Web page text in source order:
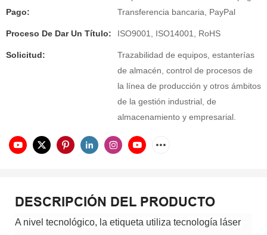
Pago:
Transferencia bancaria, PayPal
Proceso De Dar Un Título: ISO9001, ISO14001, RoHS
Solicitud:
Trazabilidad de equipos, estanterías
de almacén, control de procesos de
la línea de producción y otros ámbitos
de la gestión industrial, de
almacenamiento y empresarial.
DESCRIPCIÓN DEL PRODUCTO
A nivel tecnológico, la etiqueta utiliza tecnología láser